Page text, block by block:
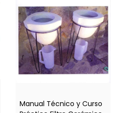
Manual Técnico y Curso